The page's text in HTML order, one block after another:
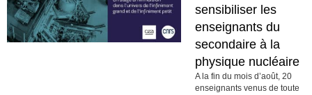
sensibiliser les
enseignants du
secondaire à la
physique nucléaire
A la fin du mois d’août, 20
enseignants venus de toute